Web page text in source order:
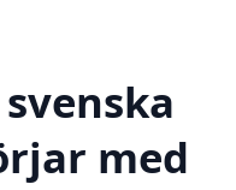
med